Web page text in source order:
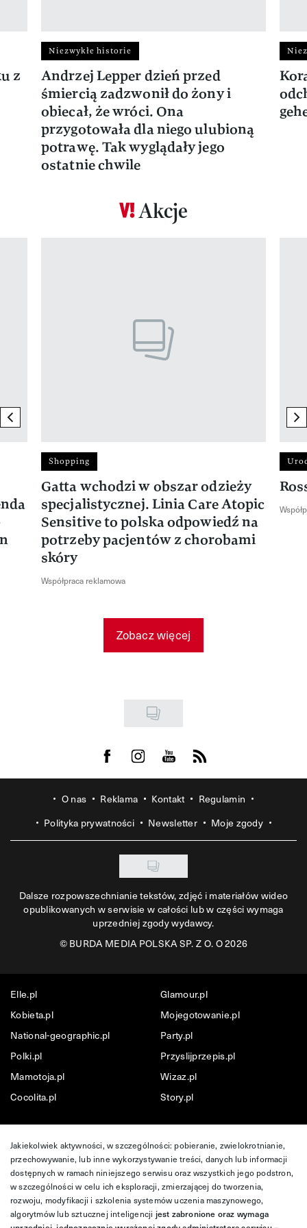
z
Niezwykłe historie
Andrzej Lepper dzień przed
śmiercią zadzwonił do żony i
obiecał, że wróci. Ona
przygotowała dla niego ulubioną
potrawę. Tak wyglądały jego
ostatnie chwile
Akcje
previous element
Shopping
Gatta wchodzi w obszar odzieży
specjalistycznej. Linia Care Atopic
Sensitive to polska odpowiedź na
potrzeby pacjentów z chorobami
skóry
Współpraca reklamowa
Zobacz więcej
Visit us on Facebook
Visit us on Instagram
Visit us on Youtube
Visit us on Rss
O nas Reklama Kontakt
Regulamin
Polityka prywatności
Newsletter Moje zgody
Dalsze rozpowszechnianie tekstów, zdjęć i materiałów wideo
opublikowanych w serwisie w całości lub w części wymaga
uprzedniej zgody wydawcy.
©BURDA MEDIA POLSKA SP. Z O. O 2026
Elle.pl
Glamour.pl
Kobieta.pl
Mojegotowanie.pl
National-geographic.pl
Party.pl
Polki.pl
Przyslijprzepis.pl
Mamotoja.pl
Wizaz.pl
Cocolita.pl
Story.pl
Jakiekolwiek aktywności, w szczególności: pobieranie, zwielokrotnianie,
przechowywanie, lub inne wykorzystywanie treści, danych lub informacji
dostępnych w ramach niniejszego serwisu oraz wszystkich jego podstron,
w szczególności w celu ich eksploracji, zmierzającej do tworzenia,
rozwoju, modyfikacji i szkolenia systemów uczenia maszynowego,
algorytmów lub sztucznej inteligencji jest zabronione oraz wymaga